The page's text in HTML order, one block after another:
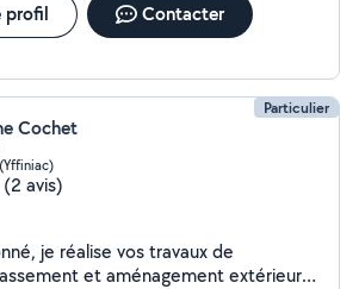
profil Contacter
Particulier
Cochet
(2 avis)
je réalise vos travaux de
et aménagement extérieur.